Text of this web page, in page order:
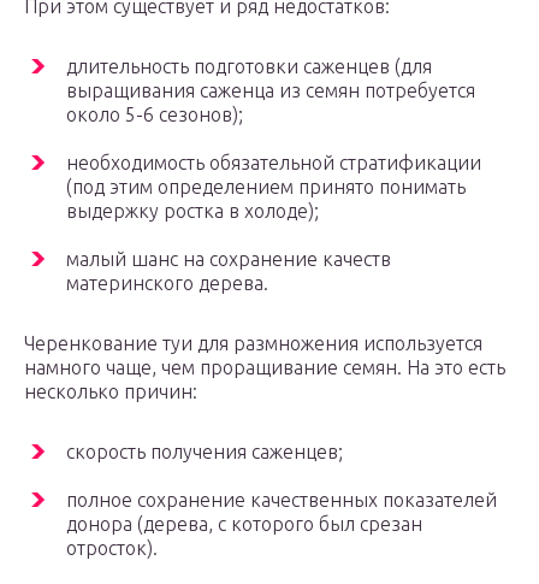
При этом существует и ряд недостатков:
длительность подготовки саженцев (для
выращивания саженца из семян потребуется
около 5-6 сезонов);
необходимость обязательной стратификации
(под этим определением принято понимать
выдержку ростка в холоде);
малый шанс на сохранение качеств
материнского дерева.
Черенкование туи для размножения используется
намного чаще, чем проращивание семян. На это есть
несколько причин:
скорость получения саженцев;
полное сохранение качественных показателей
донора (дерева, с которого был срезан
отросток).